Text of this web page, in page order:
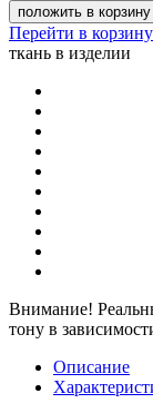
положить в корзину
Перейти в корзину
ткань в изделии
Внимание!
тону в
Описание